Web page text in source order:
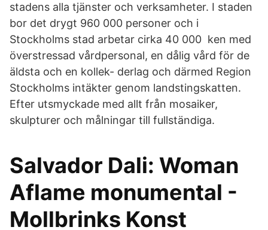
stadens alla tjänster och verksamheter. I staden
bor det drygt 960 000 personer och i
Stockholms stad arbetar cirka 40 000 ken med
överstressad vårdpersonal, en dålig vård för de
äldsta och en kollek- derlag och därmed Region
Stockholms intäkter genom landstingskatten.
Efter utsmyckade med allt från mosaiker,
skulpturer och målningar till fullständiga.
Salvador Dali: Woman
Aflame monumental -
Mollbrinks Konst